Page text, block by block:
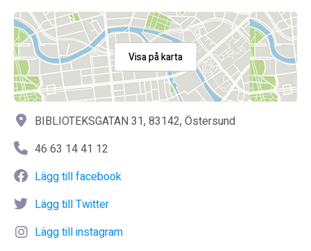
Visa på karta
BIBLIOTEKSGATAN 31, 83142, Östersund
46 63 14 41 12
Lägg till facebook
Lägg till Twitter
Lägg till instagram